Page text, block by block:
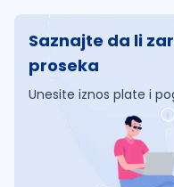
Saznajte da li
proseka
Unesite iznos plate i